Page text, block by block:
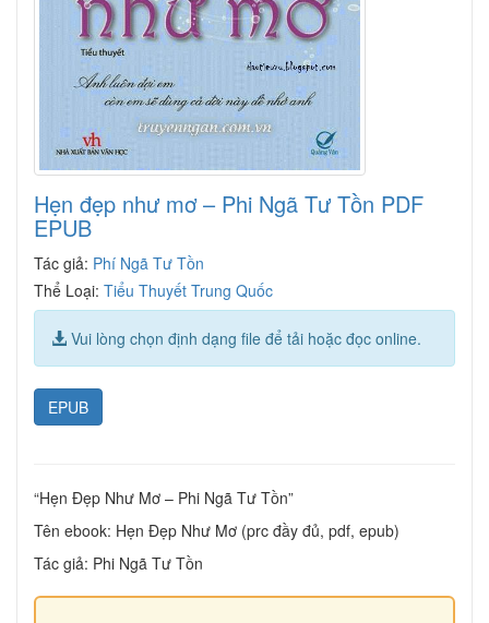
Hẹn đẹp như mơ – Phi Ngã Tư Tồn PDF
EPUB
Tác giả: Phí Ngã Tư Tồn
Thể Loại: Tiểu Thuyết Trung Quốc
Vui lòng chọn định dạng file để tải hoặc đọc online.
EPUB
“Hẹn Đẹp Như Mơ – Phi Ngã Tư Tồn”
Tên ebook: Hẹn Đẹp Như Mơ (prc đầy đủ, pdf, epub)
Tác giả: Phi Ngã Tư Tồn